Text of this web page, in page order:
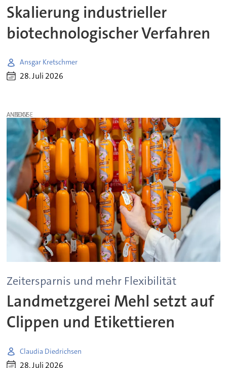
Skalierung industrieller
biotechnologischer Verfahren
Ansgar Kretschmer
28. Juli 2026
ANZEIGE
Zeitersparnis und mehr Flexibilität
Landmetzgerei Mehl setzt auf
Clippen und Etikettieren
Claudia Diedrichsen
28. Juli 2026